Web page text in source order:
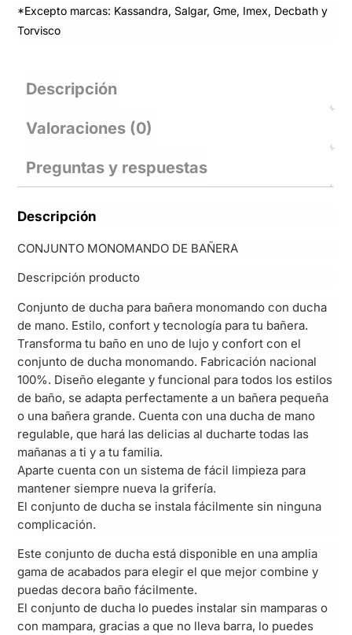
*Excepto marcas: Kassandra, Salgar, Gme, Imex, Decbath y
Torvisco
Descripción
Valoraciones (0)
Preguntas y respuestas
Descripción
CONJUNTO MONOMANDO DE BAÑERA
Descripción producto
Conjunto de ducha para bañera monomando con ducha
de mano. Estilo, confort y tecnología para tu bañera.
Transforma tu baño en uno de lujo y confort con el
conjunto de ducha monomando. Fabricación nacional
100%. Diseño elegante y funcional para todos los estilos
de baño, se adapta perfectamente a un bañera pequeña
o una bañera grande. Cuenta con una ducha de mano
regulable, que hará las delicias al ducharte todas las
mañanas a ti y a tu familia.
Aparte cuenta con un sistema de fácil limpieza para
mantener siempre nueva la grifería.
El conjunto de ducha se instala fácilmente sin ninguna
complicación.
Este conjunto de ducha está disponible en una amplia
gama de acabados para elegir el que mejor combine y
puedas decora baño fácilmente.
El conjunto de ducha lo puedes instalar sin mamparas o
con mampara, gracias a que no lleva barra, lo puedes